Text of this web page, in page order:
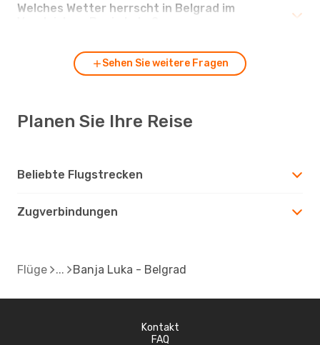
Welches Wetter herrscht in Belgrad im
Sehen Sie weitere Fragen
Planen Sie Ihre Reise
Beliebte Flugstrecken
Zugverbindungen
Flüge Banja Luka - Belgrad
Kontakt
FAQ